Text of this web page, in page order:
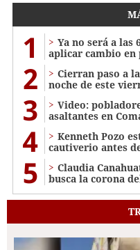
1
Ya no será a las
aplicar cambio en
2
Cierran paso a
noche de este
3
Video:
asaltantes en
4
Kenneth Pozo
cautiverio antes
5
Claudia
busca la corona